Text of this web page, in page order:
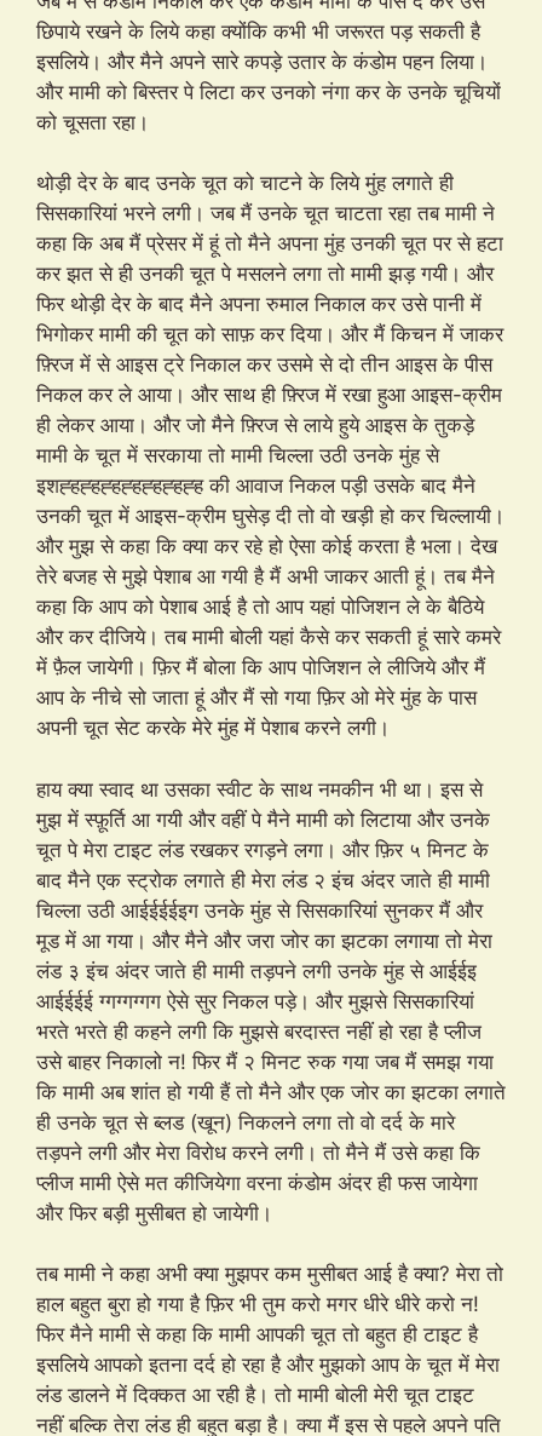
छिपाये रखने के लिये कहा क्योंकि कभी भी जरूरत पड़ सकती है
इसलिये। और मैने अपने सारे कपड़े उतार के कंडोम पहन लिया।
और मामी को बिस्तर पे लिटा कर उनको नंगा कर के उनके चूचियों
को चूसता रहा।
थोड़ी देर के बाद उनके चूत को चाटने के लिये मुंह लगाते ही
सिसकारियां भरने लगी। जब मैं उनके चूत चाटता रहा तब मामी ने
कहा कि अब मैं प्रेसर में हूं तो मैने अपना मुंह उनकी चूत पर से हटा
कर झत से ही उनकी चूत पे मसलने लगा तो मामी झड़ गयी। और
फिर थोड़ी देर के बाद मैने अपना रुमाल निकाल कर उसे पानी में
भिगोकर मामी की चूत को साफ़ कर दिया। और मैं किचन में जाकर
फ़्रिज में से आइस ट्रे निकाल कर उसमे से दो तीन आइस के पीस
निकल कर ले आया। और साथ ही फ़्रिज में रखा हुआ आइस-क्रीम
ही लेकर आया। और जो मैने फ़्रिज से लाये हुये आइस के तुकड़े
मामी के चूत में सरकाया तो मामी चिल्ला उठी उनके मुंह से
इशह्हह्हह्हह्हह्हह्हह्ह की आवाज निकल पड़ी उसके बाद मैने
उनकी चूत में आइस-क्रीम घुसेड़ दी तो वो खड़ी हो कर चिल्लायी।
और मुझ से कहा कि क्या कर रहे हो ऐसा कोई करता है भला। देख
तेरे बजह से मुझे पेशाब आ गयी है मैं अभी जाकर आती हूं। तब मैने
कहा कि आप को पेशाब आई है तो आप यहां पोजिशन ले के बैठिये
और कर दीजिये। तब मामी बोली यहां कैसे कर सकती हूं सारे कमरे
में फ़ैल जायेगी। फ़िर मैं बोला कि आप पोजिशन ले लीजिये और मैं
आप के नीचे सो जाता हूं और मैं सो गया फ़िर ओ मेरे मुंह के पास
अपनी चूत सेट करके मेरे मुंह में पेशाब करने लगी।
हाय क्या स्वाद था उसका स्वीट के साथ नमकीन भी था। इस से
मुझ में स्फ़ूर्ति आ गयी और वहीं पे मैने मामी को लिटाया और उनके
चूत पे मेरा टाइट लंड रखकर रगड़ने लगा। और फ़िर ५ मिनट के
बाद मैने एक स्ट्रोक लगाते ही मेरा लंड २ इंच अंदर जाते ही मामी
चिल्ला उठी आईईईईइग उनके मुंह से सिसकारियां सुनकर मैं और
मूड में आ गया। और मैने और जरा जोर का झटका लगाया तो मेरा
लंड ३ इंच अंदर जाते ही मामी तड़पने लगी उनके मुंह से आईईइ
आईईईई ग्गग्गग्गग ऐसे सुर निकल पड़े। और मुझसे सिसकारियां
भरते भरते ही कहने लगी कि मुझसे बरदास्त नहीं हो रहा है प्लीज
उसे बाहर निकालो न! फिर मैं २ मिनट रुक गया जब मैं समझ गया
कि मामी अब शांत हो गयी हैं तो मैने और एक जोर का झटका लगाते
ही उनके चूत से ब्लड (खून) निकलने लगा तो वो दर्द के मारे
तड़पने लगी और मेरा विरोध करने लगी। तो मैने मैं उसे कहा कि
प्लीज मामी ऐसे मत कीजियेगा वरना कंडोम अंदर ही फस जायेगा
और फिर बड़ी मुसीबत हो जायेगी।
तब मामी ने कहा अभी क्या मुझपर कम मुसीबत आई है क्या? मेरा तो
हाल बहुत बुरा हो गया है फ़िर भी तुम करो मगर धीरे धीरे करो न!
फिर मैने मामी से कहा कि मामी आपकी चूत तो बहुत ही टाइट है
इसलिये आपको इतना दर्द हो रहा है और मुझको आप के चूत में मेरा
लंड डालने में दिक्कत आ रही है। तो मामी बोली मेरी चूत टाइट
नहीं बल्कि तेरा लंड ही बहुत बड़ा है। क्या मैं इस से पहले अपने पति